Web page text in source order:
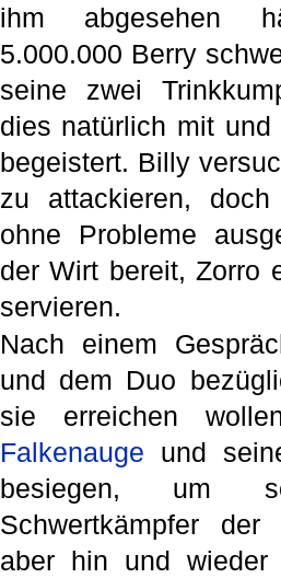
ihm abgesehen
5.000.000 Berry
seine zwei
dies natürlich mit
begeistert. Billy
zu attackieren,
ohne Probleme
der Wirt bereit, Zorro
servieren.
Nach einem
und dem Duo
sie erreichen
Falkenauge und
besiegen, um
Schwertkämpfer
aber hin und wieder